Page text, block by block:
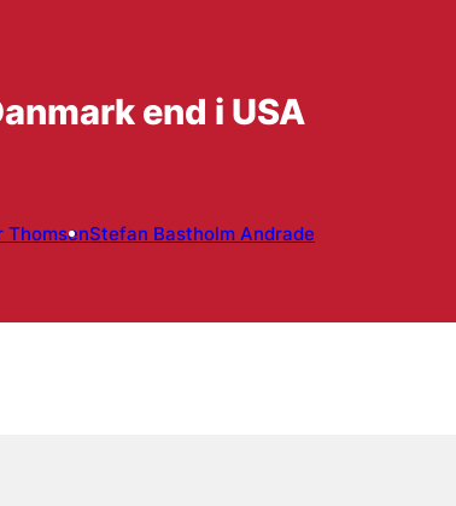
end i USA
ThomsenStefan Bastholm Andrade